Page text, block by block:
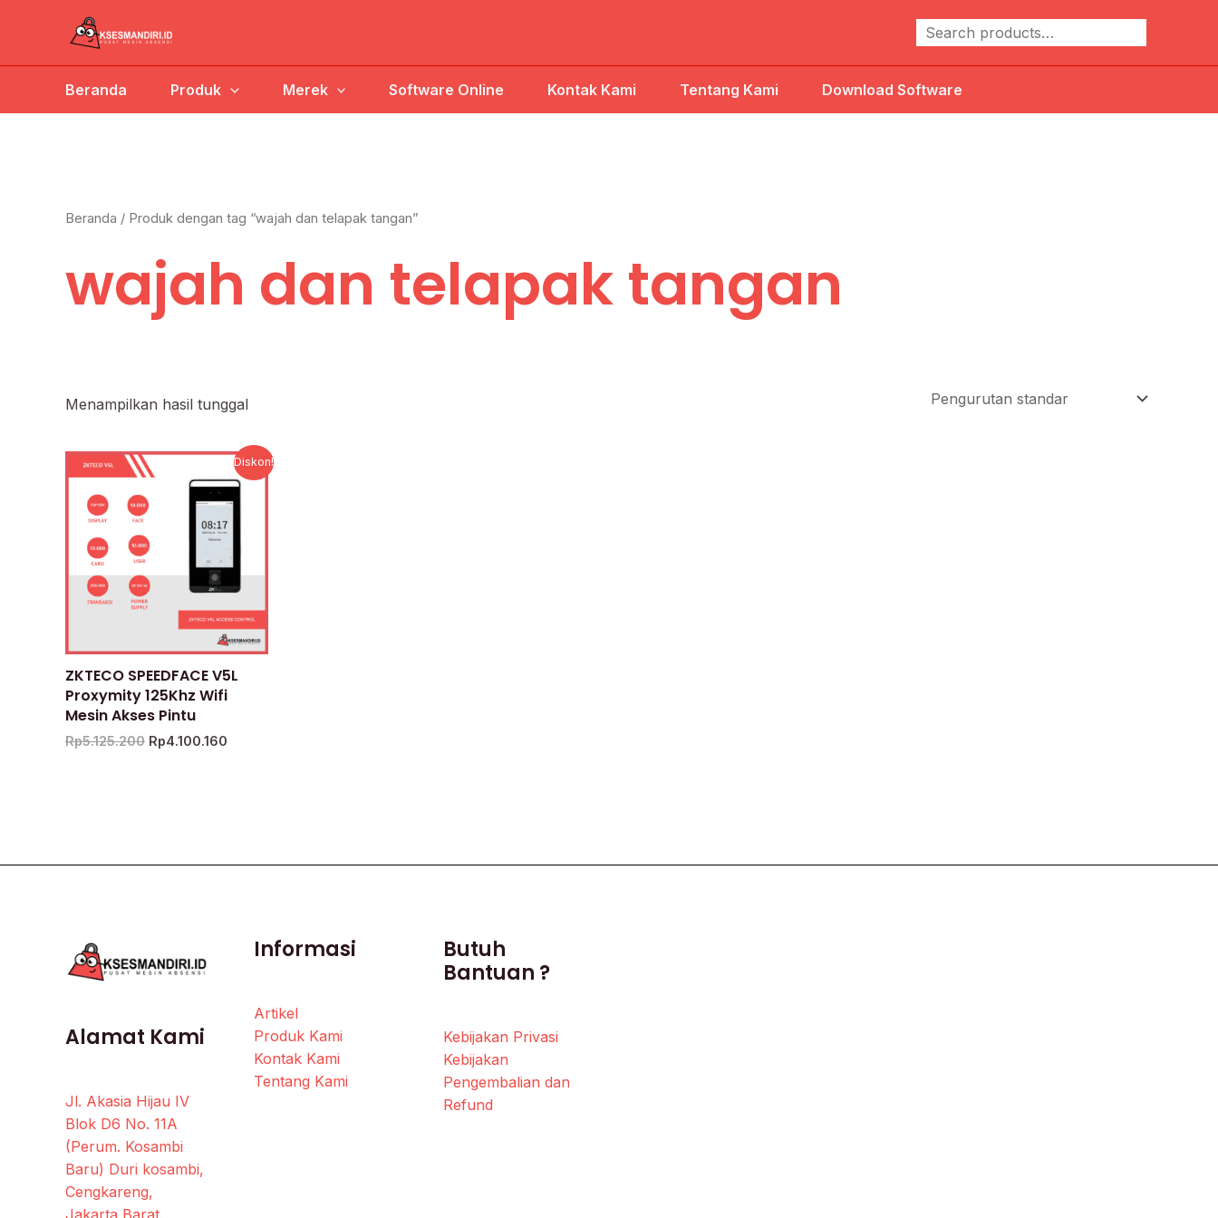
Beranda Produk Merek Software Online Kontak Kami Tentang Kami Download Software
Beranda / Produk dengan tag “wajah dan telapak tangan”
wajah dan telapak tangan
Menampilkan hasil tunggal
Diskon!
ZKTECO SPEEDFACE V5L
Proxymity 125Khz Wifi
Mesin Akses Pintu
Rp5.125.200
Harga
aslinya
adalah:
Rp5.125.200.
Rp4.100.160
Harga
saat
ini
adalah:
Rp4.100.160.
Alamat Kami
Jl. Akasia Hijau IV
Blok D6 No. 11A
(Perum. Kosambi
Baru) Duri kosambi,
Cengkareng,
Informasi
Artikel
Produk Kami
Kontak Kami
Tentang Kami
Butuh
Bantuan ?
Kebijakan Privasi
Kebijakan
Pengembalian dan
Refund